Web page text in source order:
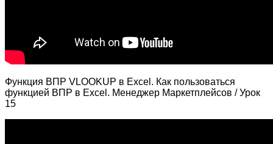
Функция ВПР VLOOKUP в Excel. Как пользоваться
функцией ВПР в Excel. Менеджер Маркетплейсов / Урок
15